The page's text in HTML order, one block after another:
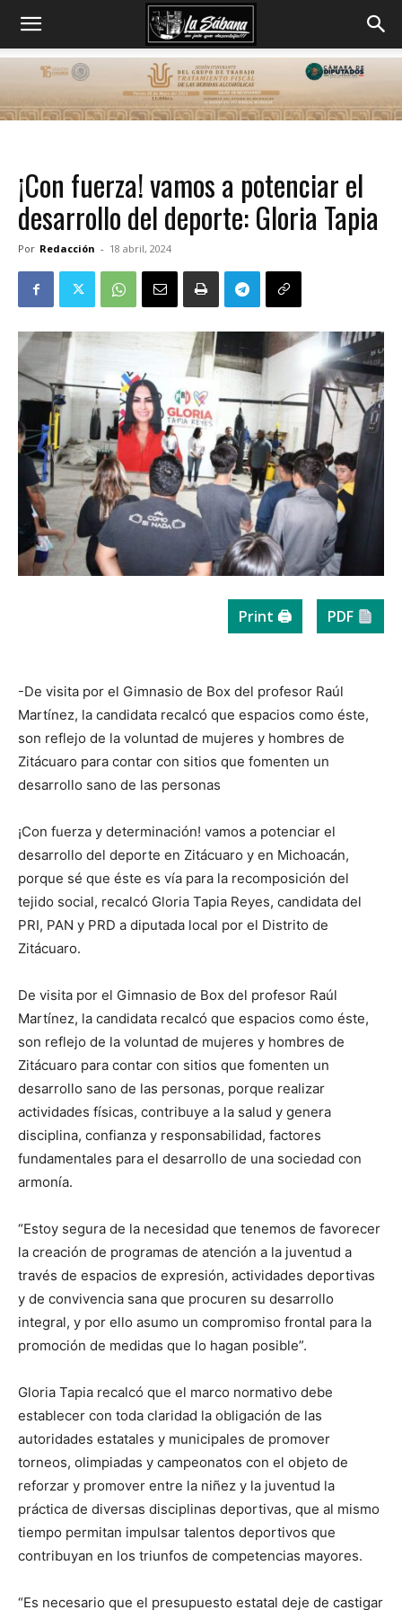
¡Con fuerza! vamos a potenciar el
desarrollo del deporte: Gloria Tapia
Por Redacción - 18 abril, 2024
Print 🖨 PDF
-De visita por el Gimnasio de Box del profesor Raúl
Martínez, la candidata recalcó que espacios como éste,
son reflejo de la voluntad de mujeres y hombres de
Zitácuaro para contar con sitios que fomenten un
desarrollo sano de las personas
¡Con fuerza y determinación! vamos a potenciar el
desarrollo del deporte en Zitácuaro y en Michoacán,
porque sé que éste es vía para la recomposición del
tejido social, recalcó Gloria Tapia Reyes, candidata del
PRI, PAN y PRD a diputada local por el Distrito de
Zitácuaro.
De visita por el Gimnasio de Box del profesor Raúl
Martínez, la candidata recalcó que espacios como éste,
son reflejo de la voluntad de mujeres y hombres de
Zitácuaro para contar con sitios que fomenten un
desarrollo sano de las personas, porque realizar
actividades físicas, contribuye a la salud y genera
disciplina, confianza y responsabilidad, factores
fundamentales para el desarrollo de una sociedad con
armonía.
“Estoy segura de la necesidad que tenemos de favorecer
la creación de programas de atención a la juventud a
través de espacios de expresión, actividades deportivas
y de convivencia sana que procuren su desarrollo
integral, y por ello asumo un compromiso frontal para la
promoción de medidas que lo hagan posible”.
Gloria Tapia recalcó que el marco normativo debe
establecer con toda claridad la obligación de las
autoridades estatales y municipales de promover
torneos, olimpiadas y campeonatos con el objeto de
reforzar y promover entre la niñez y la juventud la
práctica de diversas disciplinas deportivas, que al mismo
tiempo permitan impulsar talentos deportivos que
contribuyan en los triunfos de competencias mayores.
“Es necesario que el presupuesto estatal deje de castigar